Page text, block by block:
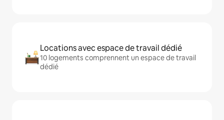
Locations avec espace de travail dédié
10 logements comprennent un espace de travail
dédié